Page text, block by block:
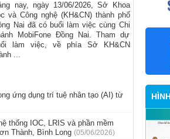
nay, ngày 13/06/2026, Sở Khoa
và Công nghệ (KH&CN) thành phố
Nai đã có buổi làm việc cùng Chi
MobiFone Đồng Nai. Tham dự
làm việc, về phía Sở KH&CN
...
ứng dụng trí tuệ nhân tạo (AI) từ
thống IOC, LRIS và phần mềm
Thành, Bình Long (05/06/2026)